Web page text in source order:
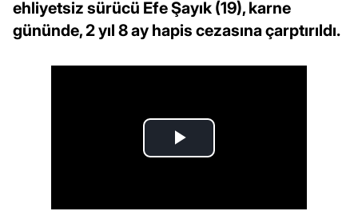
ehliyetsiz sürücü Efe Şayık (19), karne
gününde, 2 yıl 8 ay hapis cezasına çarptırıldı.